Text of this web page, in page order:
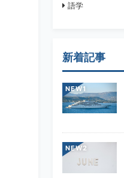
語学
新着記事
NEW
NEW